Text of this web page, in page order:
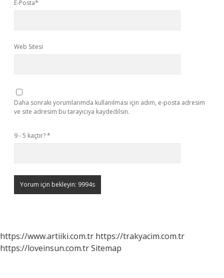
E-Posta*
Web Sitesi
Daha sonraki yorumlarımda kullanılması için adım, e-posta adresim
ve site adresim bu tarayıcıya kaydedilsin.
9 - 5 kaçtır?*
https://www.artiiki.com.tr https://trakyacim.com.tr
https://loveinsun.com.trSitemap